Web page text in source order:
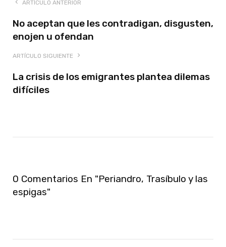
ARTÍCULO ANTERIOR
No aceptan que les contradigan, disgusten,
enojen u ofendan
ARTÍCULO SIGUIENTE
La crisis de los emigrantes plantea dilemas
difíciles
0 Comentarios En "Periandro, Trasíbulo y las
espigas"